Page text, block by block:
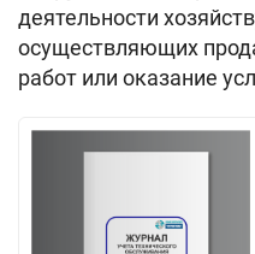
деятельности
осуществляющих
работ или оказание